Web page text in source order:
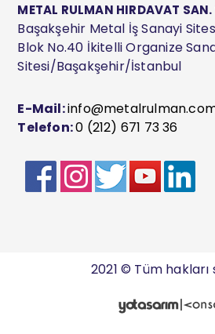
METAL RULMAN HIRDAVAT SAN.
Başakşehir Metal İş Sanayi
Blok No.40 İkitelli Organize
Sitesi/Başakşehir/İstanbul
E-Mail:
Telefon:0 (212) 671 73 36
2021 © Tüm hakları